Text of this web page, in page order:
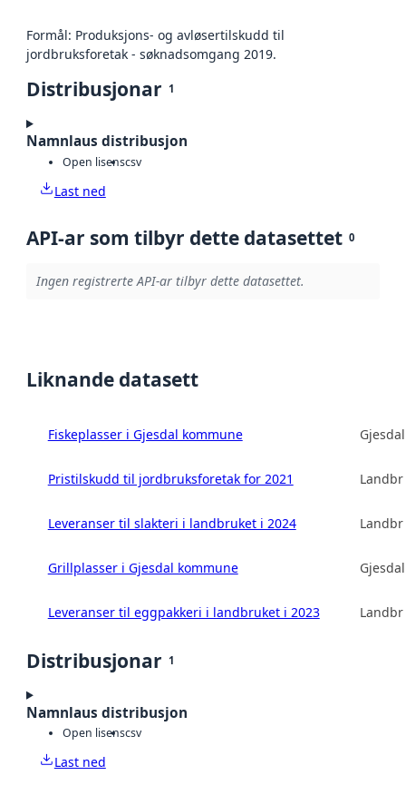
Formål: Produksjons- og avløsertilskudd til
jordbruksforetak - søknadsomgang 2019.
Distribusjonar 1
Namnlaus distribusjon
Open lisenscsv
Last ned
API-ar som tilbyr dette datasettet 0
Ingen registrerte API-ar tilbyr dette datasettet.
Liknande datasett
Fiskeplasser i Gjesdal kommune
Pristilskudd til jordbruksforetak for 2021
Leveranser til slakteri i landbruket i 2024
Grillplasser i Gjesdal kommune
Leveranser til eggpakkeri i landbruket i 2023
Distribusjonar 1
Namnlaus distribusjon
Open lisenscsv
Last ned